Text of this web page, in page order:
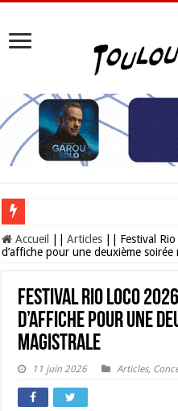
Les Nocturnes de la Cité de
Accueil Articles
Festival
d’affiche pour une deuxième soirée
Festival Rio Loco
d’affiche pour une
magistrale
11 juin 2026 Articles,